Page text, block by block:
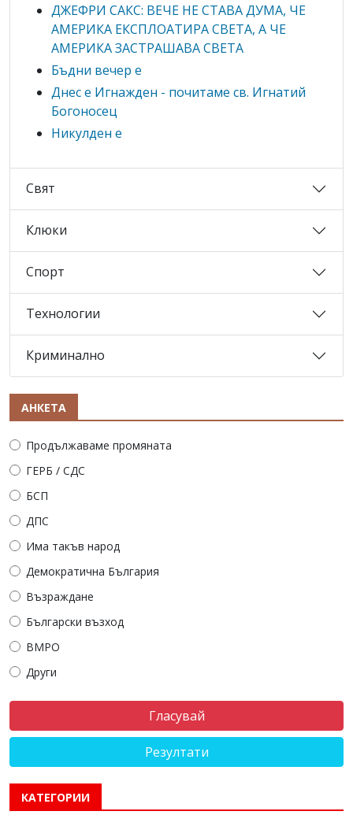
ДЖЕФРИ САКС: ВЕЧЕ НЕ СТАВА ДУМА, ЧЕ
АМЕРИКА ЕКСПЛОАТИРА СВЕТА, А ЧЕ
АМЕРИКА ЗАСТРАШАВА СВЕТА
Бъдни вечер е
Днес е Игнажден - почитаме св. Игнатий
Богоносец
Никулден е
Свят
Клюки
Спорт
Технологии
Криминално
АНКЕТА
Продължаваме промяната
ГЕРБ / СДС
БСП
ДПС
Има такъв народ
Демократична България
Възраждане
Български възход
ВМРО
Други
Резултати
КАТЕГОРИИ